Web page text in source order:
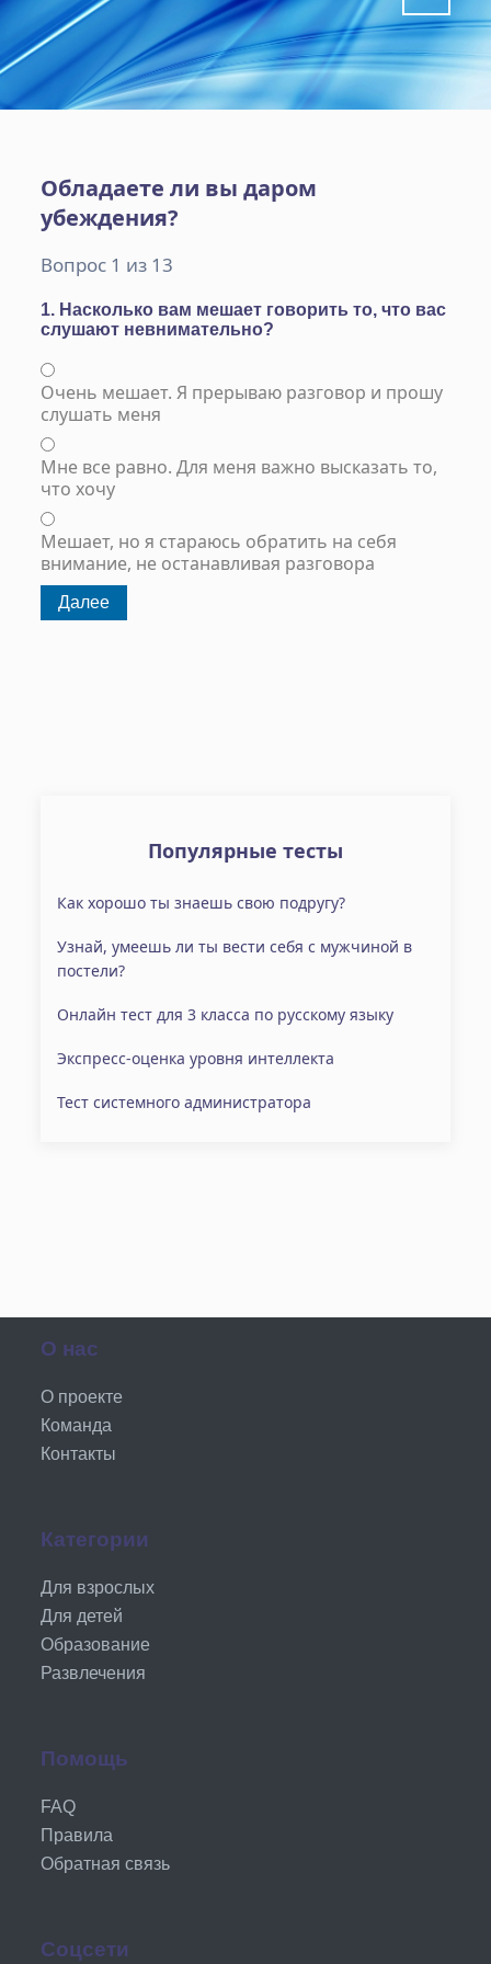
Обладаете ли вы даром
убеждения?
Вопрос 1 из 13
1. Насколько вам мешает говорить то, что вас
слушают невнимательно?
Очень мешает. Я прерываю разговор и прошу
слушать меня
Мне все равно. Для меня важно высказать то,
что хочу
Мешает, но я стараюсь обратить на себя
внимание, не останавливая разговора
Популярные тесты
Как хорошо ты знаешь свою подругу?
Узнай, умеешь ли ты вести себя с мужчиной в
постели?
Онлайн тест для 3 класса по русскому языку
Экспресс-оценка уровня интеллекта
Тест системного администратора
О нас
О проекте
Команда
Контакты
Категории
Для взрослых
Для детей
Образование
Развлечения
Помощь
FAQ
Правила
Обратная связь
Соцсети